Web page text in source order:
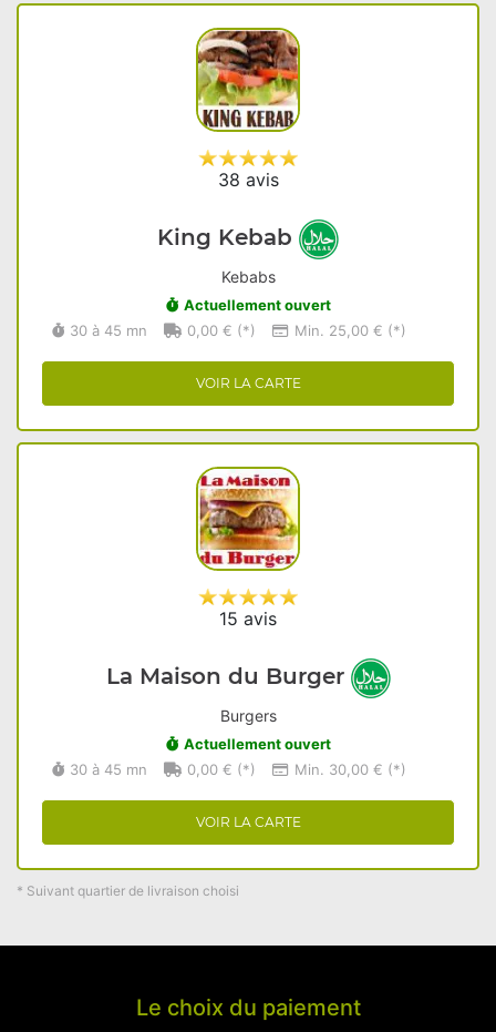
38 avis
King Kebab
Kebabs
Actuellement ouvert
30 à 45 mn
0,00 € (*) Min. 25,00 € (*)
VOIR LA CARTE
15 avis
La Maison du Burger
Burgers
Actuellement ouvert
30 à 45 mn
0,00 € (*) Min. 30,00 € (*)
VOIR LA CARTE
* Suivant quartier de livraison choisi
Le choix du paiement